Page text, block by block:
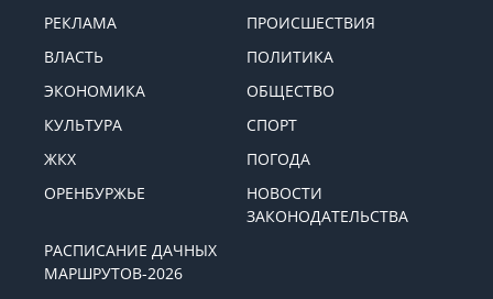
РЕКЛАМА
ПРОИСШЕСТВИЯ
ВЛАСТЬ
ПОЛИТИКА
ЭКОНОМИКА
ОБЩЕСТВО
КУЛЬТУРА
СПОРТ
ЖКХ
ПОГОДА
ОРЕНБУРЖЬЕ
НОВОСТИ
ЗАКОНОДАТЕЛЬСТВА
РАСПИСАНИЕ ДАЧНЫХ
МАРШРУТОВ-2026